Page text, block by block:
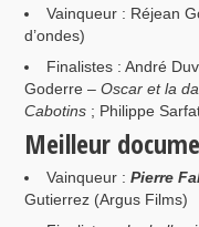
Vainqueur : Réjean
d’ondes)
Finalistes : André
Goderre –Oscar et la
Cabotins ; Philippe
Meilleur
Vainqueur : Pierre
Gutierrez (Argus Films)